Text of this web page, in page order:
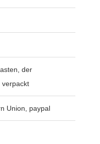
der
verpackt
Union, paypal